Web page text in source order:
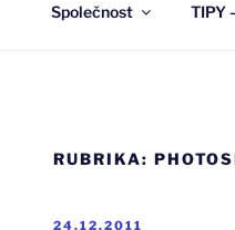
Společnost TIPY
RUBRIKA:
PUBLIKOVÁNO
24.12.2011